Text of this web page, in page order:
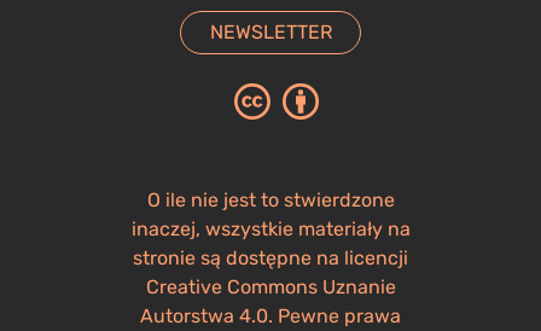
NEWSLETTER
O ile nie jest to stwierdzone
inaczej, wszystkie materiały na
stronie są dostępne na licencji
Creative Commons Uznanie
Autorstwa 4.0. Pewne prawa